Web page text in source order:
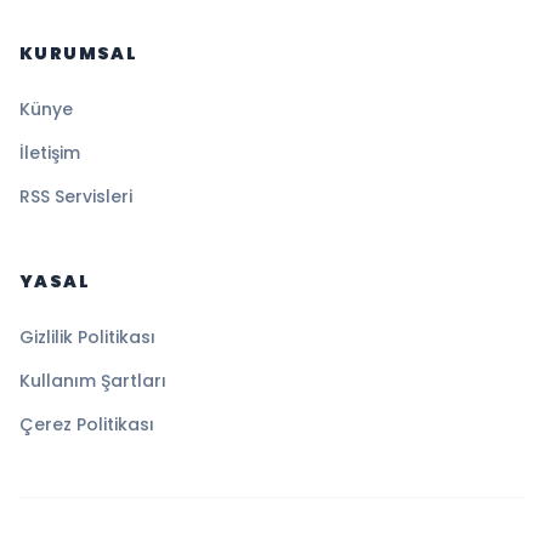
KURUMSAL
Künye
İletişim
RSS Servisleri
YASAL
Gizlilik Politikası
Kullanım Şartları
Çerez Politikası